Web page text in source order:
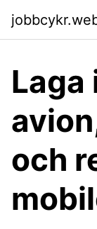
Laga
och